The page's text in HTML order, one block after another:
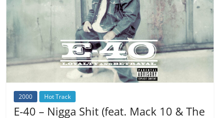
2000 Hot Track
E-40 – Nigga Shit (feat. Mack 10 & The